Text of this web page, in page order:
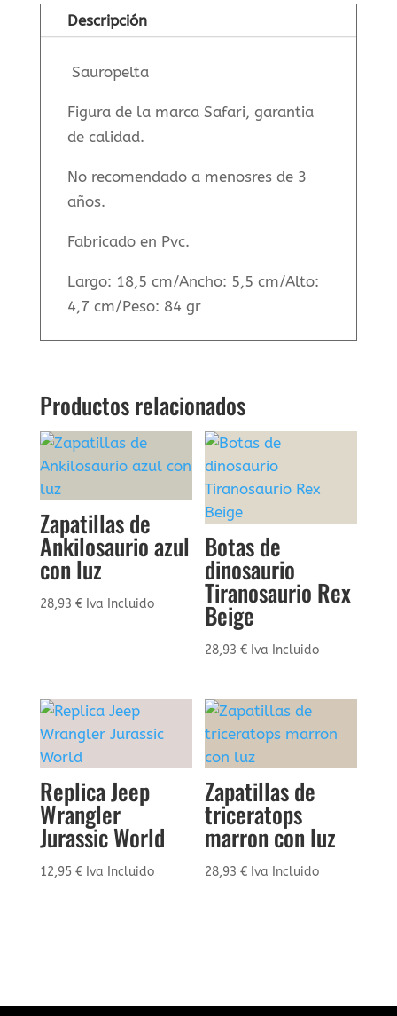
Descripción
Sauropelta
Figura de la marca Safari, garantia
de calidad.
No recomendado a menosres de 3
años.
Fabricado en Pvc.
Largo: 18,5 cm/Ancho: 5,5 cm/Alto:
4,7 cm/Peso: 84 gr
Productos relacionados
Zapatillas de
Ankilosaurio azul
con luz
28,93 € Iva Incluido
Botas de
dinosaurio
Tiranosaurio Rex
Beige
28,93€ Iva Incluido
Replica Jeep
Wrangler
Jurassic World
12,95 € Iva Incluido
Zapatillas de
triceratops
marron con luz
28,93€ Iva Incluido